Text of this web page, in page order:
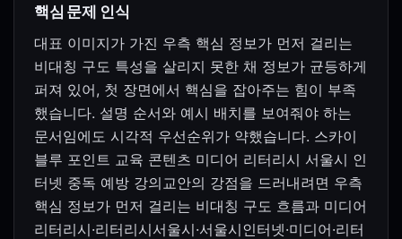
핵심 문제 인식
대표 이미지가 가진 우측 핵심 정보가 먼저 걸리는
비대칭 구도 특성을 살리지 못한 채 정보가 균등하게
퍼져 있어, 첫 장면에서 핵심을 잡아주는 힘이 부족
했습니다. 설명 순서와 예시 배치를 보여줘야 하는
문서임에도 시각적 우선순위가 약했습니다. 스카이
블루 포인트 교육 콘텐츠 미디어 리터리시 서울시 인
터넷 중독 예방 강의교안의 강점을 드러내려면 우측
핵심 정보가 먼저 걸리는 비대칭 구도 흐름과 미디어
리터리시·리터리시서울시·서울시인터넷·미디어·리터